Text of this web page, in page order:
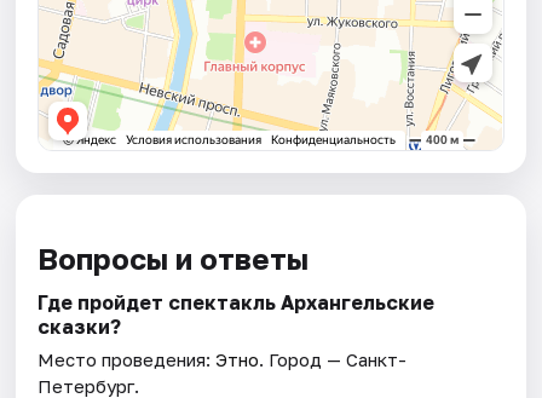
Вопросы и ответы
Где пройдет спектакль Архангельские
сказки?
Место проведения:Этно. Город — Санкт-
Петербург.